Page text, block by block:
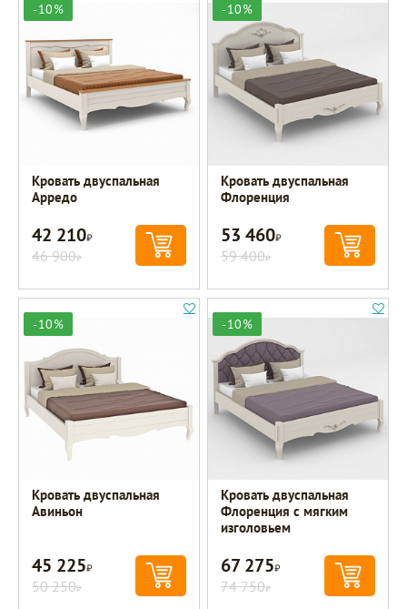
-10%
Кровать двуспальная
Арредо
42 210Р
46 900Р
-10%
Кровать двуспальная
Флоренция
53 460Р
59 400Р
-10%
Кровать двуспальная
Авиньон
45 225Р
50 250Р
-10%
Кровать двуспальная
Флоренция с мягким
изголовьем
67 275Р
74 750Р